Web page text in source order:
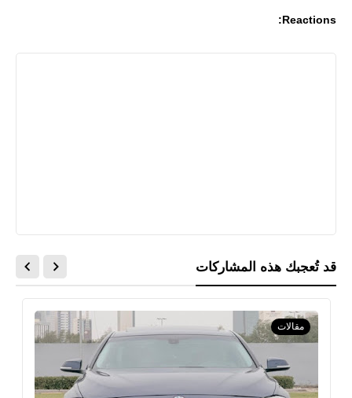
Reactions:
قد تُعجبك هذه المشاركات
مقالات